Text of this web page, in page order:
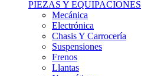
PIEZAS Y EQUIPACIONES
Mecánica
Electrónica
Chasis Y Carrocería
Suspensiones
Frenos
Llantas